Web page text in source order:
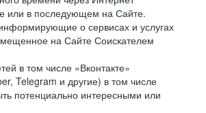
или в последующем на Сайте.
о сервисах и услугах
на Сайте Соискателем
в том числе «Вконтакте»
Telegram и другие) в том числе
потенциально интересными или